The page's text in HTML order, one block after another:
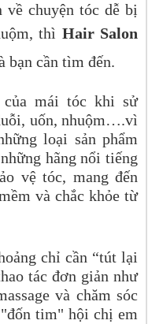
về chuyện tóc dễ bị
thì Hair Salon
bạn cần tìm đến.
mái tóc khi sử
uốn, nhuộm….vì
loại sản phẩm
hãng nổi tiếng
vệ tóc, mang đến
và chắc khỏe từ
chỉ cần “tút lại
tác đơn giản như
và chăm sóc
tim" hội chị em